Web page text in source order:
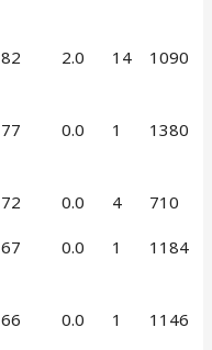
82 2.0 14 1090
77 0.0 1 1380
72 0.0 4 710
67 0.0 1 1184
66 0.0 1 1146